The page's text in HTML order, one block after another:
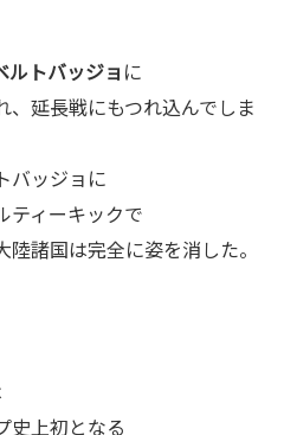
ルトバッジョ に
、延長戦にもつれ込んでしま
バッジョに
ティーキックで
諸国は完全に姿を消した。
史上初となる